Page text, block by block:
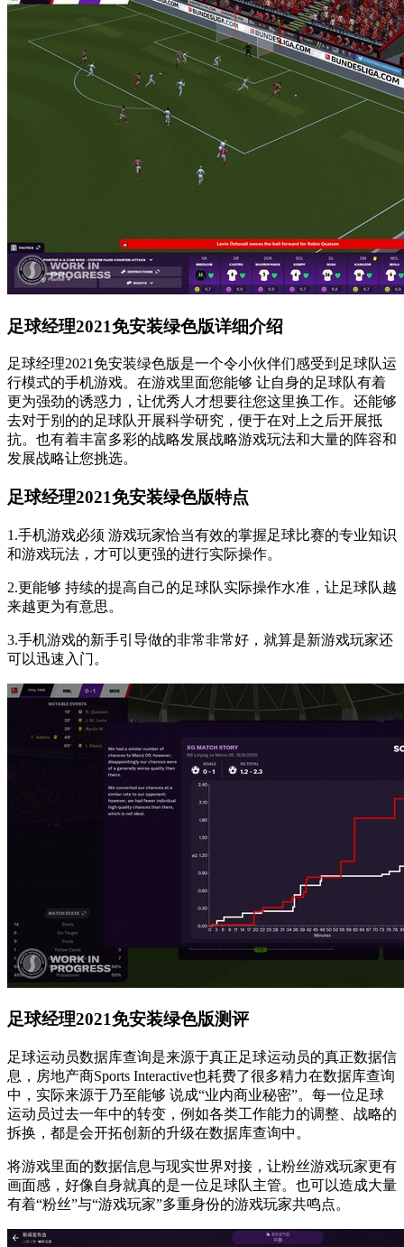
足球经理2021免安装绿色版详细介绍
足球经理2021免安装绿色版是一个令小伙伴们感受到足球队运
行模式的手机游戏。在游戏里面您能够 让自身的足球队有着
更为强劲的诱惑力，让优秀人才想要往您这里换工作。还能够
去对于别的的足球队开展科学研究，便于在对上之后开展抵
抗。也有着丰富多彩的战略发展战略游戏玩法和大量的阵容和
发展战略让您挑选。
足球经理2021免安装绿色版特点
1.手机游戏必须 游戏玩家恰当有效的掌握足球比赛的专业知识
和游戏玩法，才可以更强的进行实际操作。
2.更能够 持续的提高自己的足球队实际操作水准，让足球队越
来越更为有意思。
3.手机游戏的新手引导做的非常非常好，就算是新游戏玩家还
可以迅速入门。
足球经理2021免安装绿色版测评
足球运动员数据库查询是来源于真正足球运动员的真正数据信
息，房地产商Sports Interactive也耗费了很多精力在数据库查询
中，实际来源于乃至能够 说成“业内商业秘密”。每一位足球
运动员过去一年中的转变，例如各类工作能力的调整、战略的
拆换，都是会开拓创新的升级在数据库查询中。
将游戏里面的数据信息与现实世界对接，让粉丝游戏玩家更有
画面感，好像自身就真的是一位足球队主管。也可以造成大量
有着“粉丝”与“游戏玩家”多重身份的游戏玩家共鸣点。